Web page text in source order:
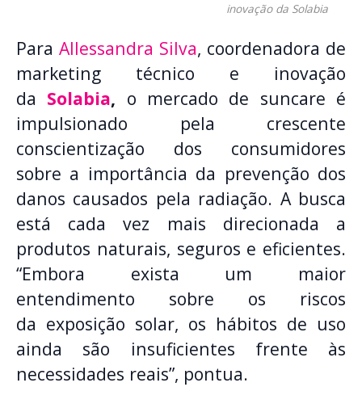
inovação da Solabia
Para Allessandra Silva, coordenadora de
marketing técnico e inovação
da Solabia, o mercado de suncare é
impulsionado pela crescente
conscientização dos consumidores
sobre a importância da prevenção dos
danos causados pela radiação. A busca
está cada vez mais direcionada a
produtos naturais, seguros e eficientes.
“Embora exista um maior
entendimento sobre os riscos
da exposição solar, os hábitos de uso
ainda são insuficientes frente às
necessidades reais”, pontua.